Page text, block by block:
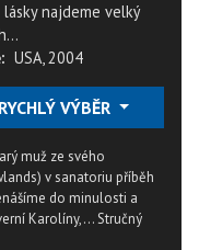
najdeme velký
USA, 2004
RYCHLÝ VÝBĚR
muž ze svého
v sanatoriu příběh
do minulosti a
Karolíny,...Stručný